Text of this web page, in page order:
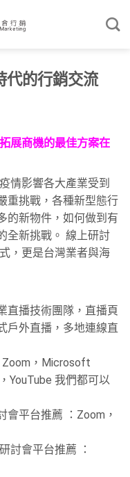
代的行銷交流
展商機的最佳方案在
情影響各大產業受到
重挑戰，各種新型態行
的新物件，如何做到有
全新挑戰。 線上研討
，更是台灣業者與海
直播技術團隊，直播頁
戶外直播，多地連線直
Zoom，Microsoft
YouTube 我們都可以
會平台推薦 ：Zoom，
討會平台推薦 ：